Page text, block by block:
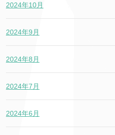
2024年10月
2024年9月
2024年8月
2024年7月
2024年6月